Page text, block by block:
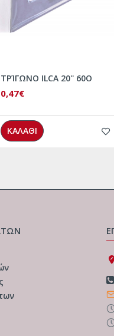
ΤΡΊΓΩΝΟ ILCA 20'' 60O
0,47€
ΚΑΛΑΘΙ